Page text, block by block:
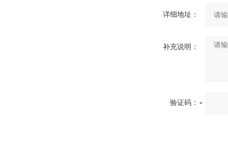
详细地址：
补充说明：
验证码：